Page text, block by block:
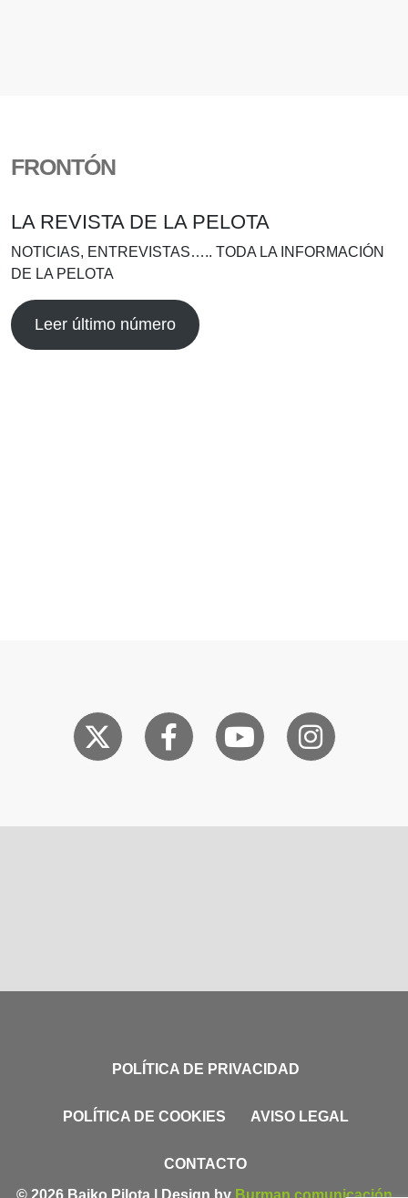
FRONTÓN
LA REVISTA DE LA PELOTA
NOTICIAS, ENTREVISTAS….. TODA LA INFORMACIÓN
DE LA PELOTA
Leer último número
POLÍTICA DE PRIVACIDAD
POLÍTICA DE COOKIES AVISO LEGAL
CONTACTO